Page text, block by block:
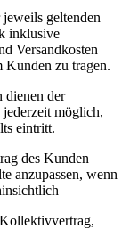
geltenden
inklusive
Versandkosten
Kunden zu tragen.
dienen der
jederzeit möglich,
eintritt.
des Kunden
anzupassen, wenn